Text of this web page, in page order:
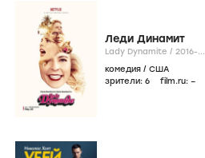
Леди Динамит
Lady Dynamite / 2016-...
комедия / США
зрители: 6 film.ru: –